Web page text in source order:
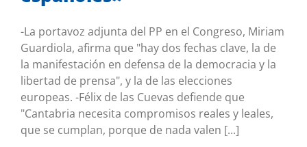
-La portavoz adjunta del PP en el Congreso, Miriam
Guardiola, afirma que "hay dos fechas clave, la de
la manifestación en defensa de la democracia y la
libertad de prensa", y la de las elecciones
europeas. -Félix de las Cuevas defiende que
"Cantabria necesita compromisos reales y leales,
que se cumplan, porque de nada valen [...]